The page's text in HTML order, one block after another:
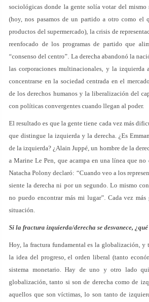
sociológicas donde la gente solía votar del mismo
(hoy, nos pasamos de un partido a otro como el
productos del supermercado), la crisis de
reenfocado de los programas de partido que
“consenso del centro”. La derecha abandonó la
las corporaciones multinacionales, y la izquierda
concentrarse en la sociedad centrada en el
de los derechos humanos y la liberalización del
con políticas convergentes cuando llegan al poder.
El resultado es que la gente tiene cada vez más
que distingue la izquierda y la derecha. ¿Es
de la izquierda? ¿Alain Juppé, un hombre de la
a Marine Le Pen, que acampa en una línea que no
Natacha Polony declaró: “Cuando veo a los
siente la derecha ni por un segundo. Lo mismo
no puedo encontrar más mi lugar”. Cada vez más
situación.
Si la fractura izquierda/derecha se desvanece,
Hoy, la fractura fundamental es la globalización, y
la idea del progreso, el orden liberal (tanto
sistema monetario. Hay de uno y otro lado
globalización, tanto si son de derecha como de
aquellos que son víctimas, lo son tanto de